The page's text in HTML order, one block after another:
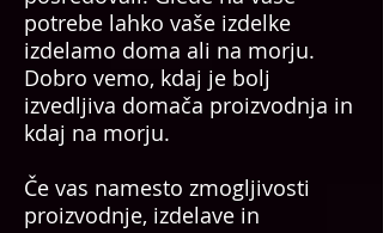
potrebe lahko vaše izdelke
izdelamo doma ali na morju.
Dobro vemo, kdaj je bolj
izvedljiva domača proizvodnja in
kdaj na morju.
Če vas namesto zmogljivosti
proizvodnje, izdelave in